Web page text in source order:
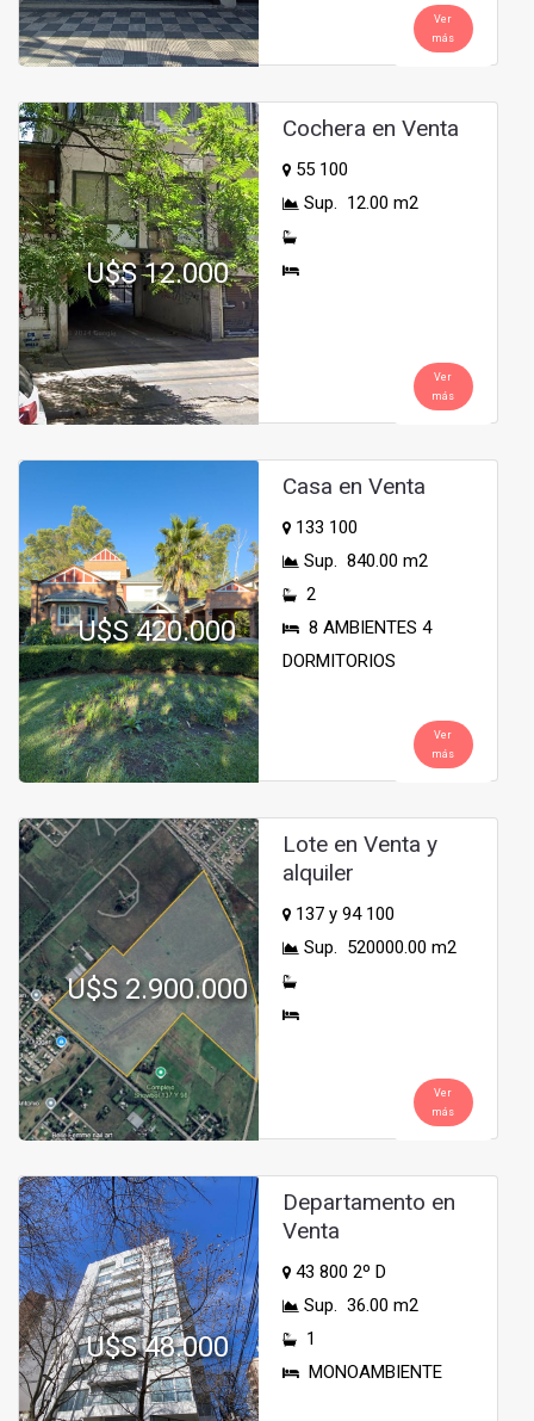
Ver
más
U$S 12.000
Cochera en Venta
55 100
Sup. 12.00 m2
Ver
más
U$S 420.000
Casa en Venta
133 100
Sup. 840.00 m2
2
8 AMBIENTES 4
DORMITORIOS
Ver
más
U$S 2.900.000
Lote en Venta y
alquiler
137 y 94 100
Sup. 520000.00 m2
Ver
más
U$S 48.000
Departamento en
Venta
43 800 2º D
Sup. 36.00 m2
1
MONOAMBIENTE